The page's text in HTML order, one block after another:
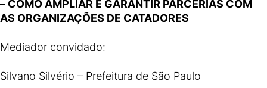
– COMO AMPLIAR E GARANTIR PARCERIAS COM
AS ORGANIZAÇÕES DE CATADORES
Mediador convidado:
Silvano Silvério – Prefeitura de São Paulo